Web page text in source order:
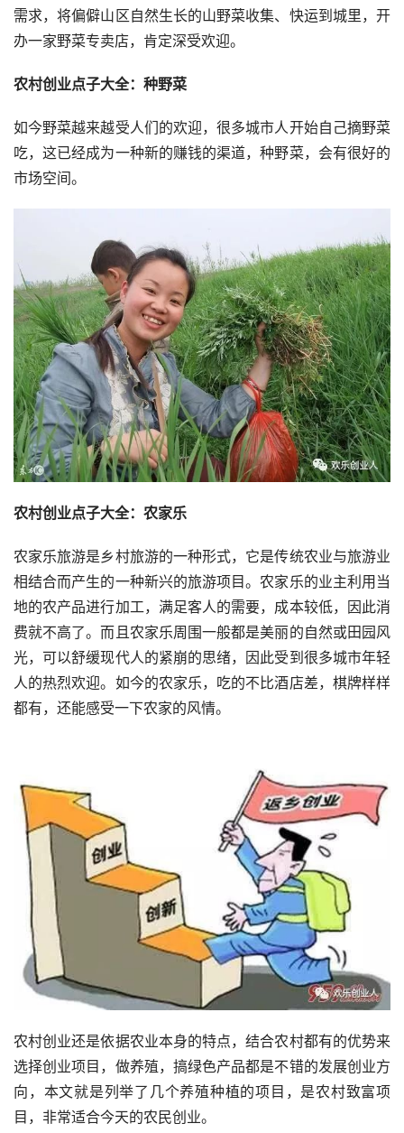
需求，将偏僻山区自然生长的山野菜收集、快运到城里，开
办一家野菜专卖店，肯定深受欢迎。
农村创业点子大全：种野菜
如今野菜越来越受人们的欢迎，很多城市人开始自己摘野菜
吃，这已经成为一种新的赚钱的渠道，种野菜，会有很好的
市场空间。
农村创业点子大全：农家乐
农家乐旅游是乡村旅游的一种形式，它是传统农业与旅游业
相结合而产生的一种新兴的旅游项目。农家乐的业主利用当
地的农产品进行加工，满足客人的需要，成本较低，因此消
费就不高了。而且农家乐周围一般都是美丽的自然或田园风
光，可以舒缓现代人的紧崩的思绪，因此受到很多城市年轻
人的热烈欢迎。如今的农家乐，吃的不比酒店差，棋牌样样
都有，还能感受一下农家的风情。
农村创业还是依据农业本身的特点，结合农村都有的优势来
选择创业项目，做养殖，搞绿色产品都是不错的发展创业方
向，本文就是列举了几个养殖种植的项目，是农村致富项
目，非常适合今天的农民创业。